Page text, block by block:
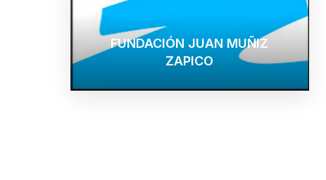
FUNDACIÓN JUAN MUÑIZ
ZAPICO